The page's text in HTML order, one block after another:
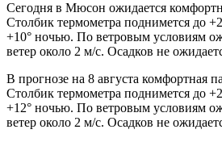
Сегодня в Мюсон ожидается
Столбик термометра поднимется до
+10° ночью. По ветровым условиям
ветер около 2 м/с. Осадков не
В прогнозе на 8 августа комфортная
Столбик термометра поднимется до
+12° ночью. По ветровым условиям
ветер около 2 м/с. Осадков не